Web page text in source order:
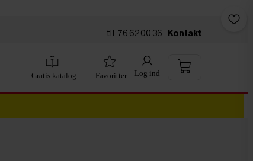
tlf. 76 62 00 36 Kontakt
Gratis katalog Favoritter Log ind